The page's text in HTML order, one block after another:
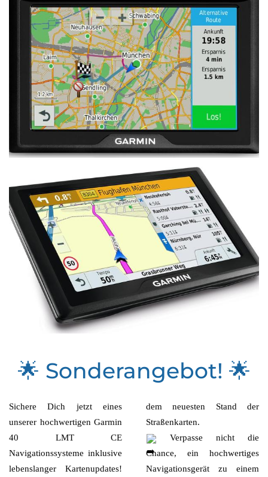
🌟 Sonderangebot! 🌟
Sichere Dich jetzt eines
unserer hochwertigen Garmin
40 LMT CE
Navigationssysteme inklusive
dem neuesten Stand der
Straßenkarten.
Verpasse nicht die
Chance, ein hochwertiges
Navigationsgerät zu einem